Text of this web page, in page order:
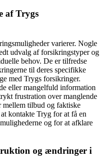
af Trygs
varierer. Nogle
udvalg af forsikringstyper og
behov. De er tilfredse
til deres specifikke
med Trygs forsikringer.
eller mangelfuld information
frustration over manglende
mellem tilbud og faktiske
kontakte Tryg for at få en
og for at afklare
og ændringer i